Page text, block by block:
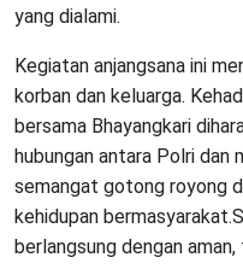
yang dialami.
Kegiatan anjangsana ini
korban dan keluarga.
bersama Bhayangkari
hubungan antara Polri dan
semangat gotong royong
kehidupan
berlangsung dengan